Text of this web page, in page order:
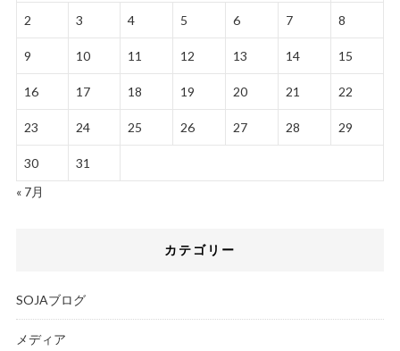
2 3 4 5 6 7 8
9 10 11 12 13 14 15
16 17 18 19 20 21 22
23 24 25 26 27 28 29
30
31
« 7月
カテゴリー
SOJAブログ
メディア